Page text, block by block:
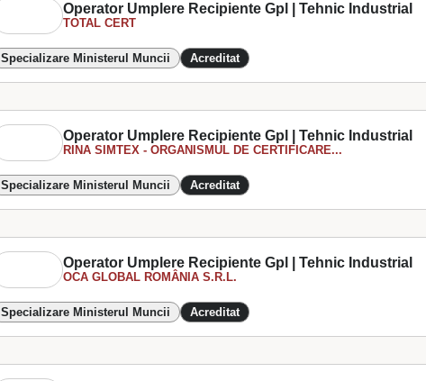
Operator Umplere Recipiente Gpl | Tehnic Industrial
TOTAL CERT
Specializare Ministerul Muncii Acreditat
Operator Umplere Recipiente Gpl | Tehnic Industrial
RINA SIMTEX - ORGANISMUL DE CERTIFICARE...
Specializare Ministerul Muncii Acreditat
Operator Umplere Recipiente Gpl | Tehnic Industrial
OCA GLOBAL ROMÂNIA S.R.L.
Specializare Ministerul Muncii Acreditat